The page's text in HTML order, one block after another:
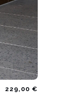
229,00 €